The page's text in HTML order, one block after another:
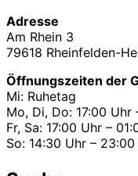
Adresse
Am Rhein 3
79618 Rheinfelden-
Öffnungszeiten der
Mi: Ruhetag
Mo, Di, Do: 17:00 Uhr
Fr, Sa: 17:00 Uhr –
So: 14:30 Uhr –